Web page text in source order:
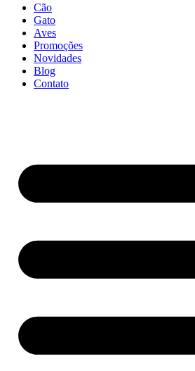
Cão
Gato
Aves
Promoções
Novidades
Blog
Contato